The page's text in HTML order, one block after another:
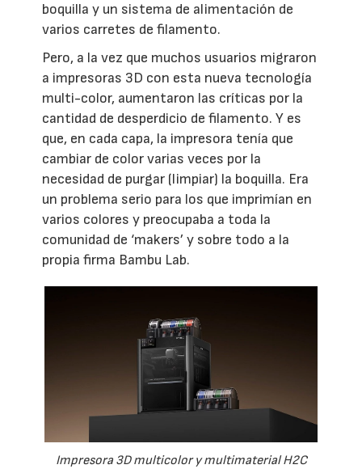
boquilla y un sistema de alimentación de
varios carretes de filamento.
Pero, a la vez que muchos usuarios migraron
a impresoras 3D con esta nueva tecnología
multi-color, aumentaron las críticas por la
cantidad de desperdicio de filamento. Y es
que, en cada capa, la impresora tenía que
cambiar de color varias veces por la
necesidad de purgar (limpiar) la boquilla. Era
un problema serio para los que imprimían en
varios colores y preocupaba a toda la
comunidad de ‘makers’ y sobre todo a la
propia firma Bambu Lab.
Impresora 3D multicolor y multimaterial H2C